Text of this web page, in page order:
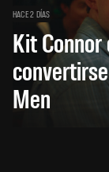
HACE 2 DÍAS
Kit
Men